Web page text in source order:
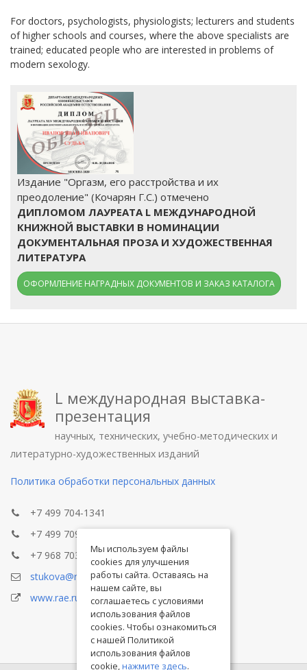
For doctors, psychologists, physiologists; lecturers and students
of higher schools and courses, where the above specialists are
trained; educated people who are interested in problems of
modern sexology.
Издание "Оргазм, его расстройства и их
преодоление" (Кочарян Г.С.) отмечено
ДИПЛОМОМ ЛАУРЕАТА L МЕЖДУНАРОДНОЙ
КНИЖНОЙ ВЫСТАВКИ В НОМИНАЦИИ
ДОКУМЕНТАЛЬНАЯ ПРОЗА И ХУДОЖЕСТВЕННАЯ
ЛИТЕРАТУРА
ОФОРМЛЕНИЕ НАГРАДНЫХ ДОКУМЕНТОВ И ЗАКАЗ КАТАЛОГА
L международная выставка-
презентация
научных, технических, учебно-методических и
литературно-художественных изданий
Политика обработки персональных данных
+7 499 704-1341
+7 499 709-8104
+7 968 703-8433
stukova@rae.ru
www.rae.ru
Мы используем файлы
cookies для улучшения
работы сайта. Оставаясь на
нашем сайте, вы
соглашаетесь с условиями
использования файлов
cookies. Чтобы ознакомиться
с нашей Политикой
использования файлов
cookie,нажмите здесь.